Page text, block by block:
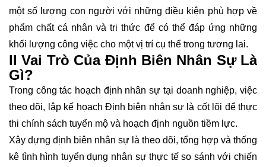
một số lượng con người với những điều kiện phù hợp về
phẩm chất cá nhân và tri thức để có thể đáp ứng những
khối lượng công việc cho một vị trí cụ thể trong tương lai.
II Vai Trò Của Định Biên Nhân Sự Là
Gì?
Trong công tác hoạch định nhân sự tại doanh nghiệp, việc
theo dõi, lập kế họach Định biên nhân sự là cốt lõi để thực
thi chính sách tuyển mộ và hoạch định nguồn tiềm lực.
Xây dựng định biên nhân sự là theo dõi, tổng hợp và thống
kê tình hình tuyển dụng nhân sự thực tế so sánh với chiến